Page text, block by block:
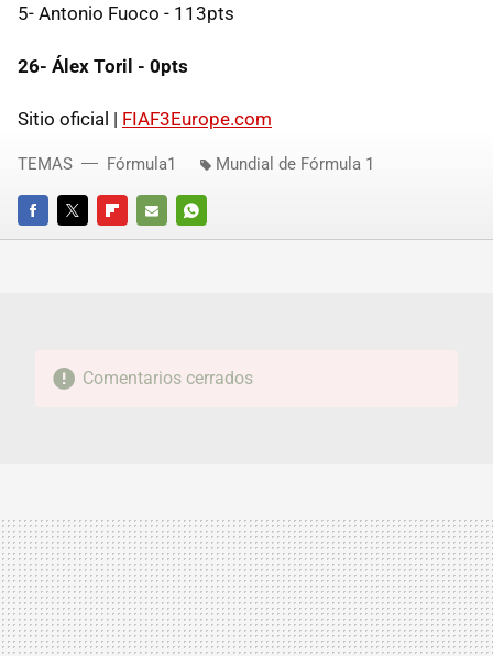
5- Antonio Fuoco - 113pts
26- Álex Toril - 0pts
Sitio oficial | FIAF3Europe.com
FACEBOOKTWITTERFLIPBOARD
E-
WHATSAPP
TEMAS Fórmula1 Mundial de Fórmula 1
Comentarios cerrados